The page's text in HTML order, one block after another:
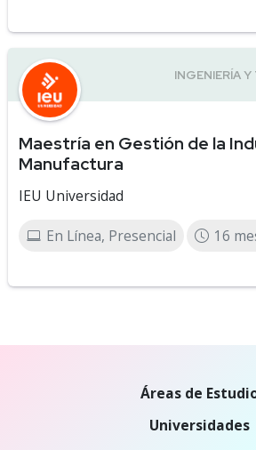
Maestría en Gestión de la
Manufactura
IEU Universidad
En Línea, Presencial 16
Áreas de
Universidades